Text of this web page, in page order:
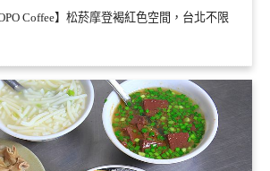
Coffee】松菸摩登褐紅色空間，台北不限